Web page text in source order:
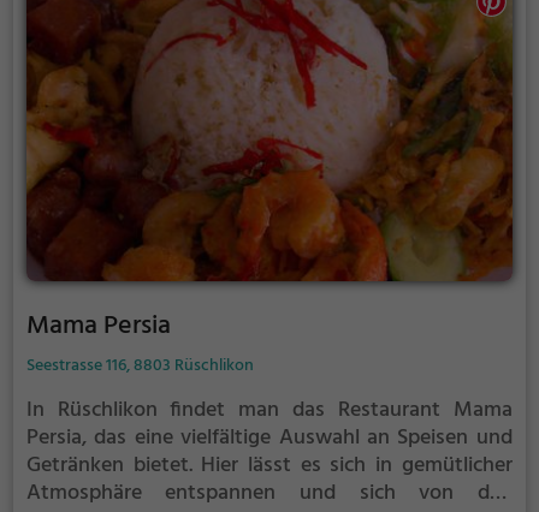
Mama Persia
Seestrasse 116, 8803 Rüschlikon
In Rüschlikon findet man das Restaurant Mama
Persia, das eine vielfältige Auswahl an Speisen und
Getränken bietet. Hier lässt es sich in gemütlicher
Atmosphäre entspannen und sich von den